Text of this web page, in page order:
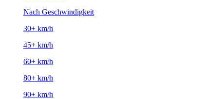
Nach Geschwindigkeit
30+ km/h
45+ km/h
60+ km/h
80+ km/h
90+ km/h